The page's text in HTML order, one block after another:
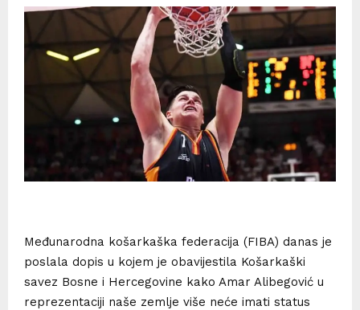
Međunarodna košarkaška federacija (FIBA) danas je
poslala dopis u kojem je obavijestila Košarkaški
savez Bosne i Hercegovine kako Amar Alibegović u
reprezentaciji naše zemlje više neće imati status